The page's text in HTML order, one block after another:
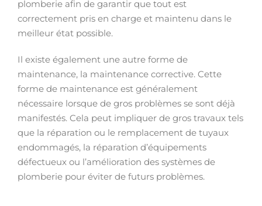
plomberie afin de garantir que tout est
correctement pris en charge et maintenu dans le
meilleur état possible.
Il existe également une autre forme de
maintenance, la maintenance corrective. Cette
forme de maintenance est généralement
nécessaire lorsque de gros problèmes se sont déjà
manifestés. Cela peut impliquer de gros travaux tels
que la réparation ou le remplacement de tuyaux
endommagés, la réparation d’équipements
défectueux ou l’amélioration des systèmes de
plomberie pour éviter de futurs problèmes.